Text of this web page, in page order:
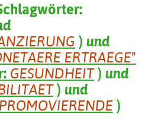
) und
ERTRAEGE"
GESUNDHEIT ) und
) und
PROMOVIERENDE )